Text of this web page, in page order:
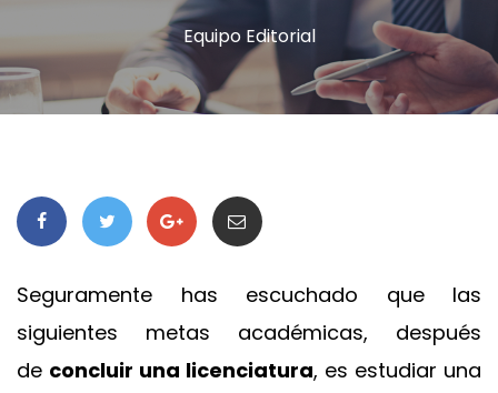
Equipo Editorial
Seguramente has escuchado que las
siguientes metas académicas, después
de concluir una licenciatura, es estudiar una